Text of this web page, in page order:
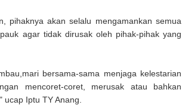
pihaknya akan selalu mengamankan semua
agar tidak dirusak oleh pihak-pihak yang
bersama-sama menjaga kelestarian
mencoret-coret, merusak atau bahkan
Iptu TY Anang.